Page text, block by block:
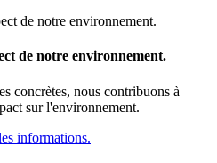
de notre environnement.
concrètes, nous contribuons à
sur l'environnement.
informations.